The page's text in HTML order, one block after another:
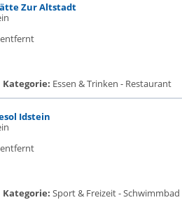
Zur Altstadt
Kategorie: Essen & Trinken - Restaurant
Idstein
Kategorie: Sport & Freizeit - Schwimmbad